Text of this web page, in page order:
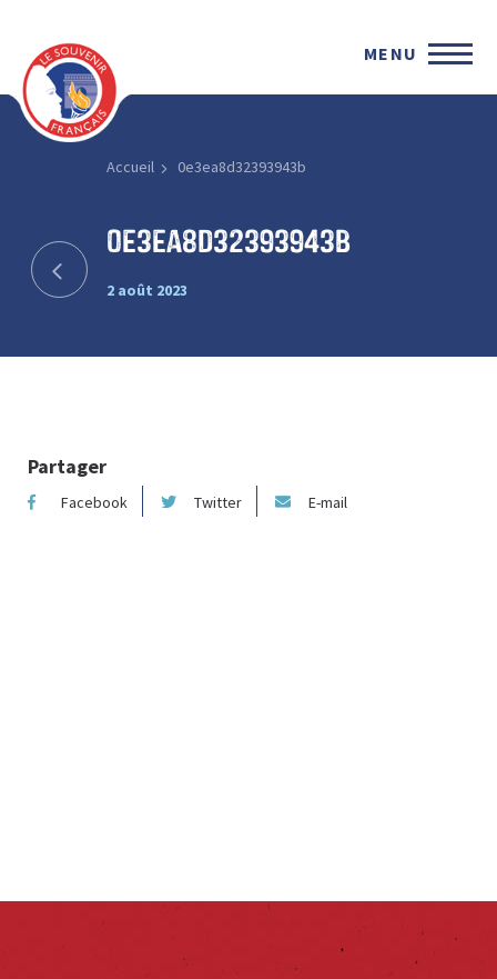
MENU
Accueil 0e3ea8d32393943b
0e3ea8d32393943b
2 août 2023
Partager
Facebook Twitter E-mail